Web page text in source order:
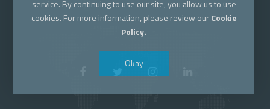
service. By continuing to use our site, you allow us to use
cookies. For more information, please review ourCookie
Policy.
Okay